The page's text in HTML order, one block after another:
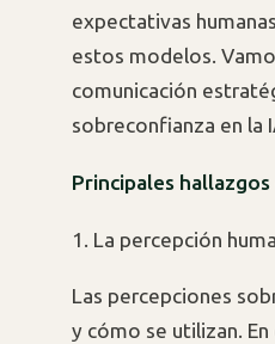
expectativas
estos modelos.
comunicación
sobreconfianza en la
Principales
1. La percepción
Las percepciones
y cómo se utilizan.